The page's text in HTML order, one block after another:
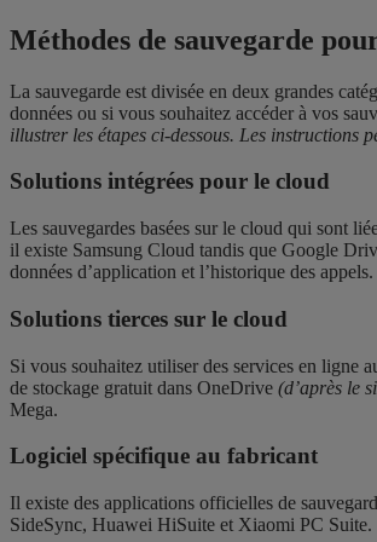
Méthodes de sauvegarde
La sauvegarde est divisée en deux grandes
données ou si vous souhaitez accéder à vos
illustrer les étapes ci-dessous. Les instructions
Solutions intégrées pour le cloud
Les sauvegardes basées sur le cloud qui sont
il existe Samsung Cloud tandis que Google
données d’application et l’historique des appels.
Solutions tierces sur le cloud
Si vous souhaitez utiliser des services en ligne
de stockage gratuit dans OneDrive (d’après le
Mega.
Logiciel spécifique au fabricant
Il existe des applications officielles de
SideSync, Huawei HiSuite et Xiaomi PC Suite.